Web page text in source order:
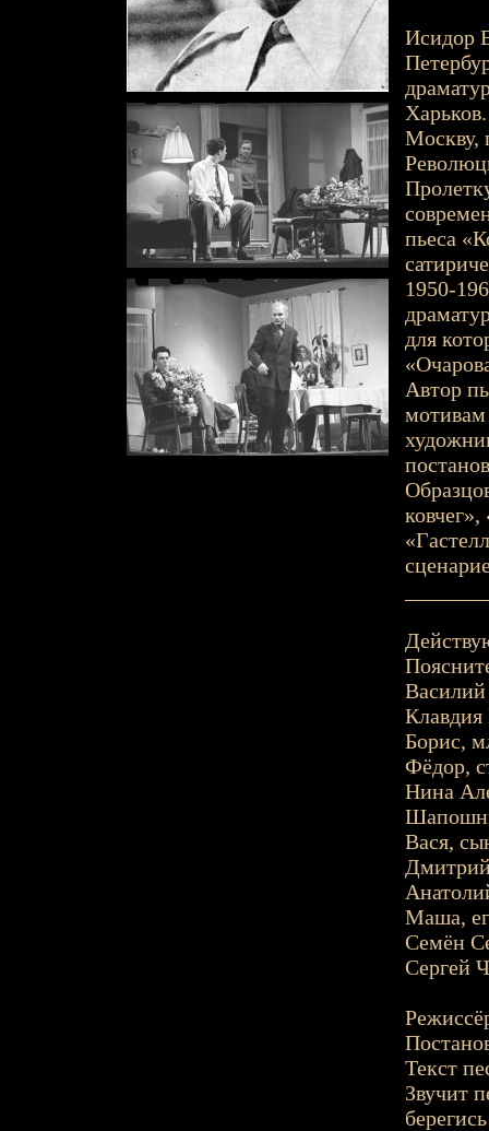
Исидор
Москву,
пьеса
1950-
для
Автор
мотивам
Клавдия
Борис,
Фёдор,
Нина
Вася,
Маша,
Семён
Сергей
Текст
Звучит